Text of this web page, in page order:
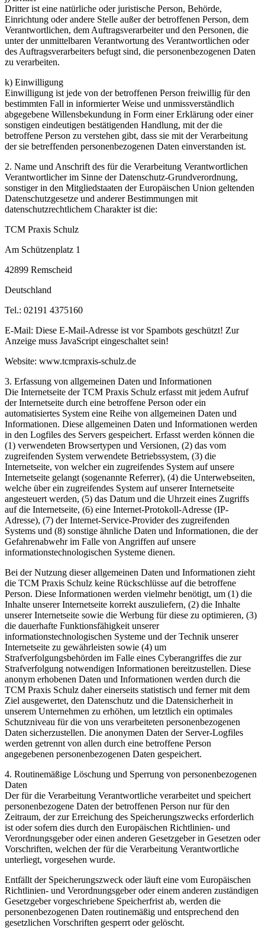
Dritter ist eine natürliche oder juristische Person, Behörde,
Einrichtung oder andere Stelle außer der betroffenen Person, dem
Verantwortlichen, dem Auftragsverarbeiter und den Personen, die
unter der unmittelbaren Verantwortung des Verantwortlichen oder
des Auftragsverarbeiters befugt sind, die personenbezogenen Daten
zu verarbeiten.
k) Einwilligung
Einwilligung ist jede von der betroffenen Person freiwillig für den
bestimmten Fall in informierter Weise und unmissverständlich
abgegebene Willensbekundung in Form einer Erklärung oder einer
sonstigen eindeutigen bestätigenden Handlung, mit der die
betroffene Person zu verstehen gibt, dass sie mit der Verarbeitung
der sie betreffenden personenbezogenen Daten einverstanden ist.
2. Name und Anschrift des für die Verarbeitung Verantwortlichen
Verantwortlicher im Sinne der Datenschutz-Grundverordnung,
sonstiger in den Mitgliedstaaten der Europäischen Union geltenden
Datenschutzgesetze und anderer Bestimmungen mit
datenschutzrechtlichem Charakter ist die:
TCM Praxis Schulz
Am Schützenplatz 1
42899 Remscheid
Deutschland
Tel.: 02191 4375160
E-Mail: Diese E-Mail-Adresse ist vor Spambots geschützt! Zur
Anzeige muss JavaScript eingeschaltet sein!
Website: www.tcmpraxis-schulz.de
3. Erfassung von allgemeinen Daten und Informationen
Die Internetseite der TCM Praxis Schulz erfasst mit jedem Aufruf
der Internetseite durch eine betroffene Person oder ein
automatisiertes System eine Reihe von allgemeinen Daten und
Informationen. Diese allgemeinen Daten und Informationen werden
in den Logfiles des Servers gespeichert. Erfasst werden können die
(1) verwendeten Browsertypen und Versionen, (2) das vom
zugreifenden System verwendete Betriebssystem, (3) die
Internetseite, von welcher ein zugreifendes System auf unsere
Internetseite gelangt (sogenannte Referrer), (4) die Unterwebseiten,
welche über ein zugreifendes System auf unserer Internetseite
angesteuert werden, (5) das Datum und die Uhrzeit eines Zugriffs
auf die Internetseite, (6) eine Internet-Protokoll-Adresse (IP-
Adresse), (7) der Internet-Service-Provider des zugreifenden
Systems und (8) sonstige ähnliche Daten und Informationen, die der
Gefahrenabwehr im Falle von Angriffen auf unsere
informationstechnologischen Systeme dienen.
Bei der Nutzung dieser allgemeinen Daten und Informationen zieht
die TCM Praxis Schulz keine Rückschlüsse auf die betroffene
Person. Diese Informationen werden vielmehr benötigt, um (1) die
Inhalte unserer Internetseite korrekt auszuliefern, (2) die Inhalte
unserer Internetseite sowie die Werbung für diese zu optimieren, (3)
die dauerhafte Funktionsfähigkeit unserer
informationstechnologischen Systeme und der Technik unserer
Internetseite zu gewährleisten sowie (4) um
Strafverfolgungsbehörden im Falle eines Cyberangriffes die zur
Strafverfolgung notwendigen Informationen bereitzustellen. Diese
anonym erhobenen Daten und Informationen werden durch die
TCM Praxis Schulz daher einerseits statistisch und ferner mit dem
Ziel ausgewertet, den Datenschutz und die Datensicherheit in
unserem Unternehmen zu erhöhen, um letztlich ein optimales
Schutzniveau für die von uns verarbeiteten personenbezogenen
Daten sicherzustellen. Die anonymen Daten der Server-Logfiles
werden getrennt von allen durch eine betroffene Person
angegebenen personenbezogenen Daten gespeichert.
4. Routinemäßige Löschung und Sperrung von personenbezogenen
Daten
Der für die Verarbeitung Verantwortliche verarbeitet und speichert
personenbezogene Daten der betroffenen Person nur für den
Zeitraum, der zur Erreichung des Speicherungszwecks erforderlich
ist oder sofern dies durch den Europäischen Richtlinien- und
Verordnungsgeber oder einen anderen Gesetzgeber in Gesetzen oder
Vorschriften, welchen der für die Verarbeitung Verantwortliche
unterliegt, vorgesehen wurde.
Entfällt der Speicherungszweck oder läuft eine vom Europäischen
Richtlinien- und Verordnungsgeber oder einem anderen zuständigen
Gesetzgeber vorgeschriebene Speicherfrist ab, werden die
personenbezogenen Daten routinemäßig und entsprechend den
gesetzlichen Vorschriften gesperrt oder gelöscht.